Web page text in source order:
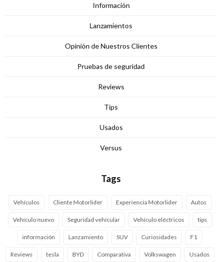
Información
Lanzamientos
Opinión de Nuestros Clientes
Pruebas de seguridad
Reviews
Tips
Usados
Versus
Tags
Vehículos Cliente Motorlider Experiencia Motorlider Autos
Vehículo nuevo Seguridad vehícular Vehículo eléctricos tips
información Lanzamiento SUV Curiosidades F1
Reviews tesla BYD Comparativa Volkswagen Usados